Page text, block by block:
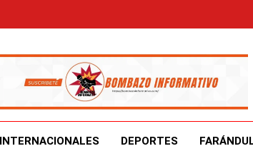
INTERNACIONALES DEPORTES